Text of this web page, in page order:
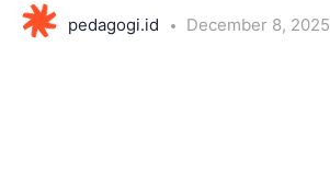
pedagogi.id December 8, 2025